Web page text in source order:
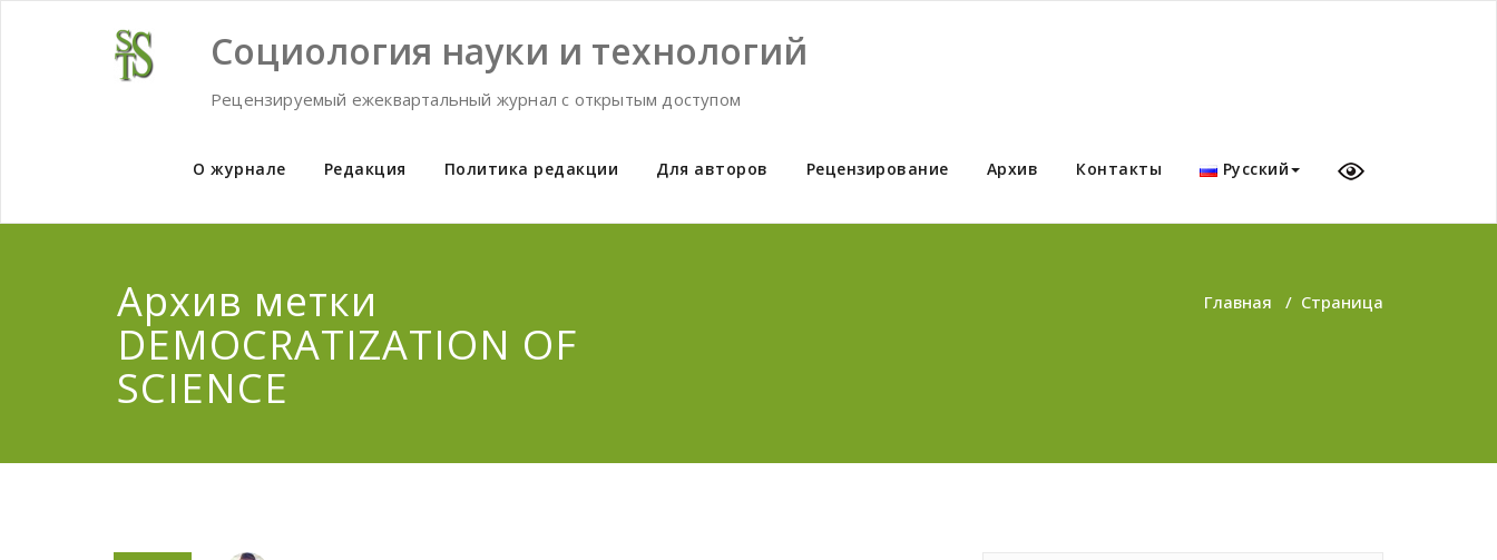
Социология науки и технологий
Рецензируемый ежеквартальный журнал с открытым доступом
О журнале Редакция Политика редакции Для авторов Рецензирование Архив Контакты Русский
Архив метки
DEMOCRATIZATION OF
SCIENCE
Главная / Страница